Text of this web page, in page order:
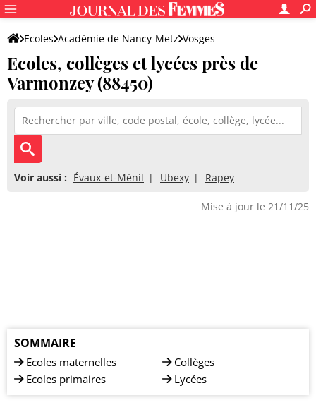
Ecoles Académie de Nancy-Metz Vosges
Ecoles, collèges et lycées près de
Varmonzey (88450)
Voir aussi : Évaux-et-Ménil Ubexy Rapey
Mise à jour le 21/11/25
SOMMAIRE
Ecoles maternelles
Ecoles primaires
Collèges
Lycées